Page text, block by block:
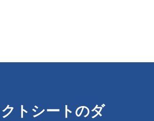
トシートのダ